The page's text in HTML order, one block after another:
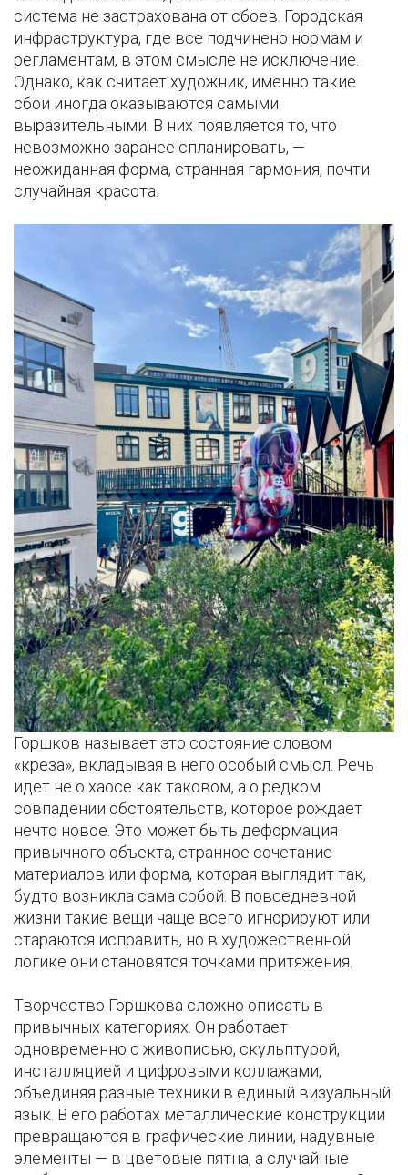
система не застрахована от сбоев. Городская
инфраструктура, где все подчинено нормам и
регламентам, в этом смысле не исключение.
Однако, как считает художник, именно такие
сбои иногда оказываются самыми
выразительными. В них появляется то, что
невозможно заранее спланировать, —
неожиданная форма, странная гармония, почти
случайная красота.
Горшков называет это состояние словом
«креза», вкладывая в него особый смысл. Речь
идет не о хаосе как таковом, а о редком
совпадении обстоятельств, которое рождает
нечто новое. Это может быть деформация
привычного объекта, странное сочетание
материалов или форма, которая выглядит так,
будто возникла сама собой. В повседневной
жизни такие вещи чаще всего игнорируют или
стараются исправить, но в художественной
логике они становятся точками притяжения.
Творчество Горшкова сложно описать в
привычных категориях. Он работает
одновременно с живописью, скульптурой,
инсталляцией и цифровыми коллажами,
объединяя разные техники в единый визуальный
язык. В его работах металлические конструкции
превращаются в графические линии, надувные
элементы — в цветовые пятна, а случайные